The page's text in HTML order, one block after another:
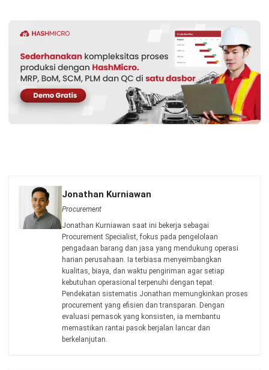
Jalankan Bisnis Lebih Mudah
Bersama HashMicro
Mulai demo gratis hari ini tanpa komitmen. Dapatkan solusi terbaik
Coba Gratis